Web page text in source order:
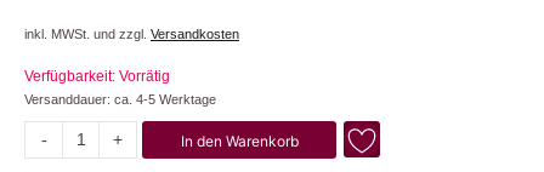
inkl. MWSt. und zzgl. Versandkosten
Verfügbarkeit: Vorrätig
Versanddauer: ca. 4-5 Werktage
-
Bicolor
+ In den Warenkorb